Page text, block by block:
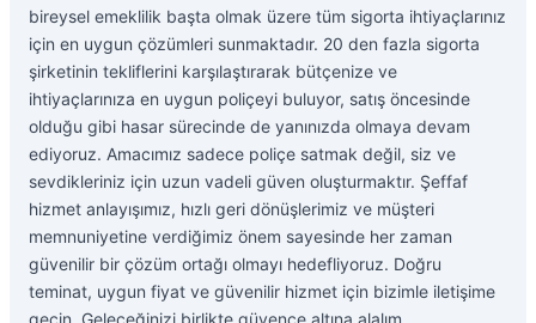
bireysel emeklilik başta olmak üzere tüm sigorta ihtiyaçlarınız
için en uygun çözümleri sunmaktadır. 20 den fazla sigorta
şirketinin tekliflerini karşılaştırarak bütçenize ve
ihtiyaçlarınıza en uygun poliçeyi buluyor, satış öncesinde
olduğu gibi hasar sürecinde de yanınızda olmaya devam
ediyoruz. Amacımız sadece poliçe satmak değil, siz ve
sevdikleriniz için uzun vadeli güven oluşturmaktır. Şeffaf
hizmet anlayışımız, hızlı geri dönüşlerimiz ve müşteri
memnuniyetine verdiğimiz önem sayesinde her zaman
güvenilir bir çözüm ortağı olmayı hedefliyoruz. Doğru
teminat, uygun fiyat ve güvenilir hizmet için bizimle iletişime
geçin. Geleceğinizi birlikte güvence altına alalım.